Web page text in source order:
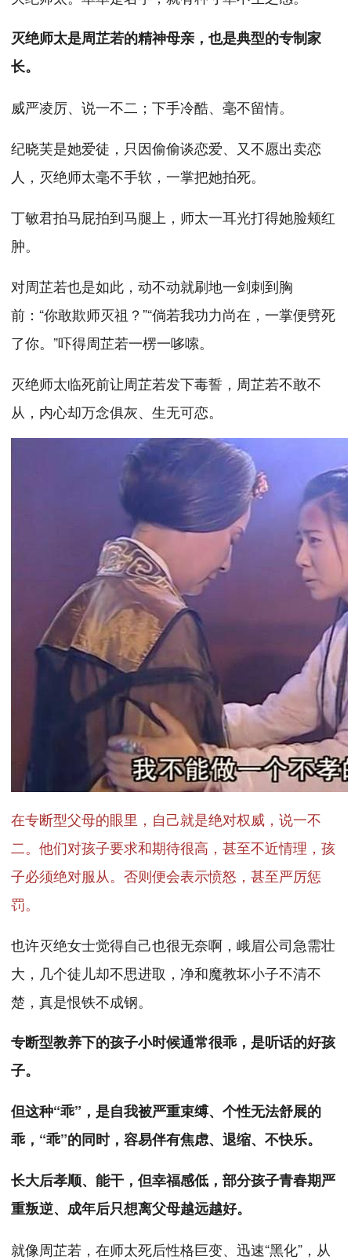
灭绝师太是周芷若的精神母亲，也是典型的专制家
长。
威严凌厉、说一不二；下手冷酷、毫不留情。
纪晓芙是她爱徒，只因偷偷谈恋爱、又不愿出卖恋
人，灭绝师太毫不手软，一掌把她拍死。
丁敏君拍马屁拍到马腿上，师太一耳光打得她脸颊红
肿。
对周芷若也是如此，动不动就刷地一剑刺到胸
前：“你敢欺师灭祖？”“倘若我功力尚在，一掌便劈死
了你。”吓得周芷若一楞一哆嗦。
灭绝师太临死前让周芷若发下毒誓，周芷若不敢不
从，内心却万念俱灰、生无可恋。
在专断型父母的眼里，自己就是绝对权威，说一不
二。他们对孩子要求和期待很高，甚至不近情理，孩
子必须绝对服从。否则便会表示愤怒，甚至严厉惩
罚。
也许灭绝女士觉得自己也很无奈啊，峨眉公司急需壮
大，几个徒儿却不思进取，净和魔教坏小子不清不
楚，真是恨铁不成钢。
专断型教养下的孩子小时候通常很乖，是听话的好孩
子。
但这种“乖”，是自我被严重束缚、个性无法舒展的
乖，“乖”的同时，容易伴有焦虑、退缩、不快乐。
长大后孝顺、能干，但幸福感低，部分孩子青春期严
重叛逆、成年后只想离父母越远越好。
就像周芷若，在师太死后性格巨变、迅速“黑化”，从